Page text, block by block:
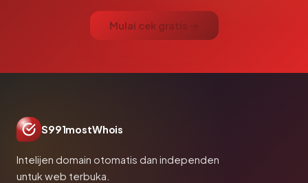
Mulai cek gratis →
S991mostWhois
Intelijen domain otomatis dan independen
untuk web terbuka.